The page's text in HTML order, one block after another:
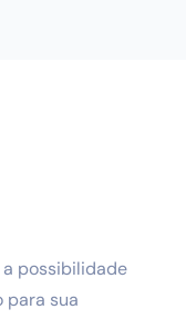
a possibilidade
para sua